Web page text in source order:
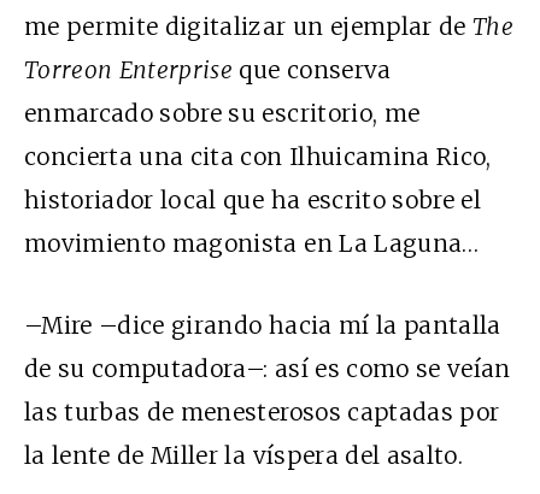
me permite digitalizar un ejemplar de The
Torreon Enterprise que conserva
enmarcado sobre su escritorio, me
concierta una cita con Ilhuicamina Rico,
historiador local que ha escrito sobre el
movimiento magonista en La Laguna…
–Mire –dice girando hacia mí la pantalla
de su computadora–: así es como se veían
las turbas de menesterosos captadas por
la lente de Miller la víspera del asalto.